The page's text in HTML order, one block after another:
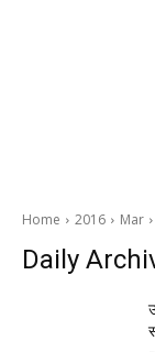
Home 2016 Mar
Daily